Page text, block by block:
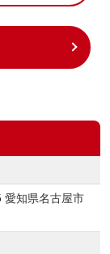
知県名古屋市